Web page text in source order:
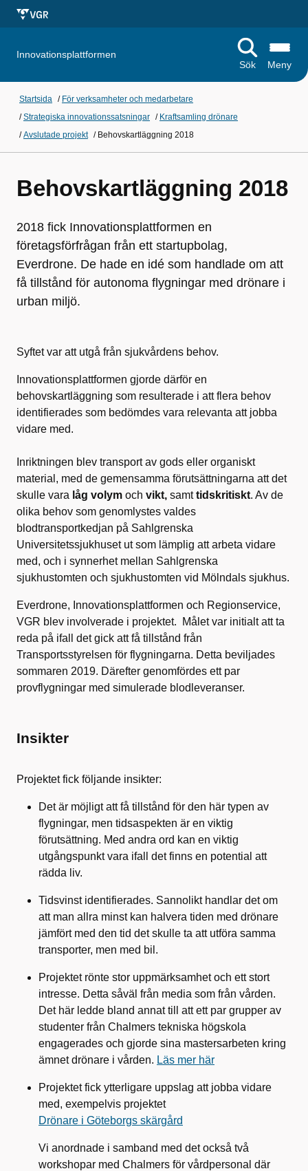
Innovationsplattformen
Sök
Meny
Startsida / För verksamheter och medarbetare
/Strategiska innovationssatsningar / Kraftsamling drönare
/Avslutade projekt / Behovskartläggning 2018
Behovskartläggning 2018
2018 fick Innovationsplattformen en
företagsförfrågan från ett startupbolag,
Everdrone. De hade en idé som handlade om att
få tillstånd för autonoma flygningar med drönare i
urban miljö.
Syftet var att utgå från sjukvårdens behov.
Innovationsplattformen gjorde därför en
behovskartläggning som resulterade i att flera behov
identifierades som bedömdes vara relevanta att jobba
vidare med.
Inriktningen blev transport av gods eller organiskt
material, med de gemensamma förutsättningarna att det
skulle vara låg volym och vikt, samttidskritiskt. Av de
olika behov som genomlystes valdes
blodtransportkedjan på Sahlgrenska
Universitetssjukhuset ut som lämplig att arbeta vidare
med, och i synnerhet mellan Sahlgrenska
sjukhustomten och sjukhustomten vid Mölndals sjukhus.
Everdrone, Innovationsplattformen och Regionservice,
VGR blev involverade i projektet. Målet var initialt att ta
reda på ifall det gick att få tillstånd från
Transportsstyrelsen för flygningarna. Detta beviljades
sommaren 2019. Därefter genomfördes ett par
provflygningar med simulerade blodleveranser.
Insikter
Projektet fick följande insikter:
Det är möjligt att få tillstånd för den här typen av
flygningar, men tidsaspekten är en viktig
förutsättning. Med andra ord kan en viktig
utgångspunkt vara ifall det finns en potential att
rädda liv.
Tidsvinst identifierades. Sannolikt handlar det om
att man allra minst kan halvera tiden med drönare
jämfört med den tid det skulle ta att utföra samma
transporter, men med bil.
Projektet rönte stor uppmärksamhet och ett stort
intresse. Detta såväl från media som från vården.
Det här ledde bland annat till att ett par grupper av
studenter från Chalmers tekniska högskola
engagerades och gjorde sina mastersarbeten kring
ämnet drönare i vården. Läs mer här
Projektet fick ytterligare uppslag att jobba vidare
med, exempelvis projektet
Drönare i Göteborgs skärgård
Vi anordnade i samband med det också två
workshopar med Chalmers för vårdpersonal där